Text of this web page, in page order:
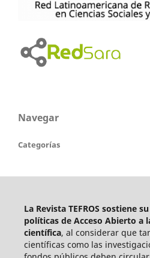
Navegar
Categorías
La Revista TEFROS sostiene
políticas de Acceso Abierto a
científica, al considerar que
científicas como las